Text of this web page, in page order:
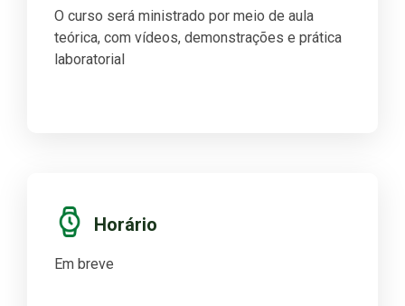
O curso será ministrado por meio de aula
teórica, com vídeos, demonstrações e prática
laboratorial
Horário
Em breve